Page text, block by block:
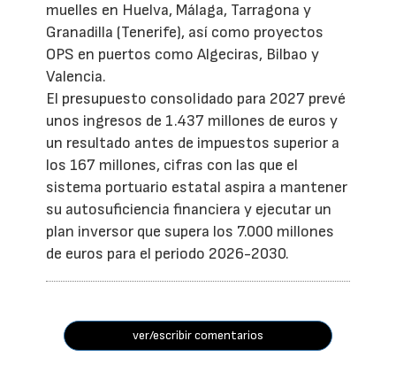
muelles en Huelva, Málaga, Tarragona y
Granadilla (Tenerife), así como proyectos
OPS en puertos como Algeciras, Bilbao y
Valencia.
El presupuesto consolidado para 2027 prevé
unos ingresos de 1.437 millones de euros y
un resultado antes de impuestos superior a
los 167 millones, cifras con las que el
sistema portuario estatal aspira a mantener
su autosuficiencia financiera y ejecutar un
plan inversor que supera los 7.000 millones
de euros para el periodo 2026-2030.
ver/escribir comentarios